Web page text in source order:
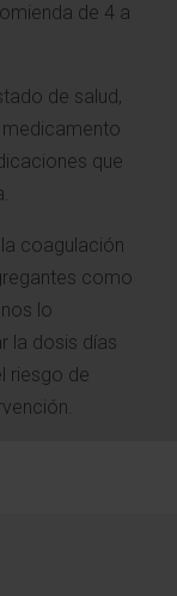
de 4 a
de salud,
que
coagulación
como
lo
la dosis días
riesgo de